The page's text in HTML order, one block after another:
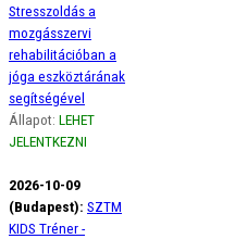
Stresszoldás a
mozgásszervi
rehabilitációban a
jóga eszköztárának
segítségével
Állapot: LEHET
JELENTKEZNI
2026-10-09
(Budapest): SZTM
KIDS Tréner -